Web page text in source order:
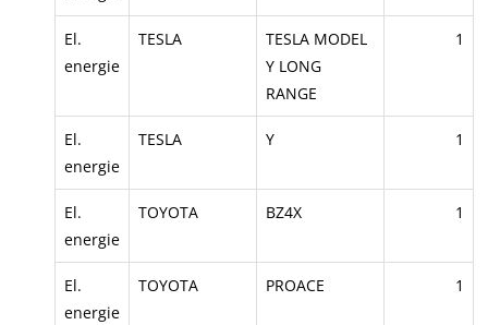
El.
energie
TESLA
TESLA MODEL
Y LONG
RANGE
1
El.
energie
TESLA Y 1
El.
energie
TOYOTA BZ4X 1
El.
energie
TOYOTA PROACE 1